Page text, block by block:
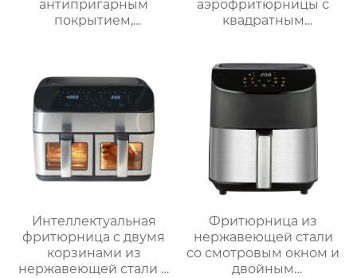
антипригарным
покрытием,
использования
аэрофритюрницы с
квадратным
мощностью 1300 Вт
Интеллектуальная
фритюрница с двумя
корзинами из
нержавеющей стали и
Фритюрница из
нержавеющей стали
со смотровым окном и
двойным